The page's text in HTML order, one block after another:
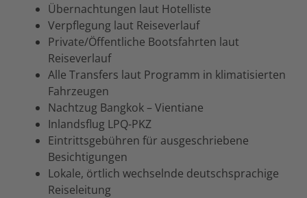
Übernachtungen laut Hotelliste
Verpflegung laut Reiseverlauf
Private/Öffentliche Bootsfahrten laut
Reiseverlauf
Alle Transfers laut Programm in klimatisierten
Fahrzeugen
Nachtzug Bangkok – Vientiane
Inlandsflug LPQ-PKZ
Eintrittsgebühren für ausgeschriebene
Besichtigungen
Lokale, örtlich wechselnde deutschsprachige
Reiseleitung